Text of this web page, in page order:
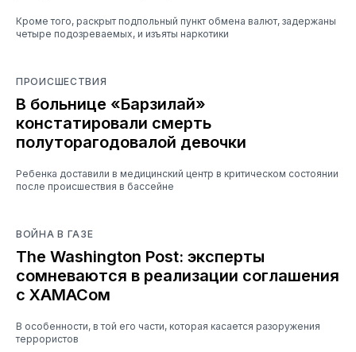
Кроме того, раскрыт подпольный пункт обмена валют, задержаны
четыре подозреваемых, и изъяты наркотики
ПРОИСШЕСТВИЯ
В больнице «Барзилай»
констатировали смерть
полуторагодовалой девочки
Ребенка доставили в медицинский центр в критическом состоянии
после происшествия в бассейне
ВОЙНА В ГАЗЕ
The Washington Post: эксперты
сомневаются в реализации соглашения
с ХАМАСом
В особенности, в той его части, которая касается разоружения
террористов